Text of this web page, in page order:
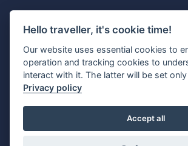
Hello traveller, it's cookie time!
Our website uses essential cookies to
operation and tracking cookies to
interact with it. The latter will be set
Privacy policy
Accept all
Polityka prywatnośc i